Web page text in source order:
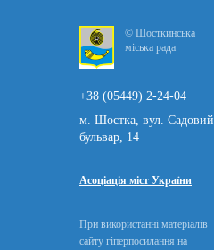
© Шосткинська
міська рада
+38 (05449) 2-24-04
м. Шостка, вул. Садовий
бульвар, 14
Асоціація міст України
При використанні матеріалів
сайту гіперпосилання на